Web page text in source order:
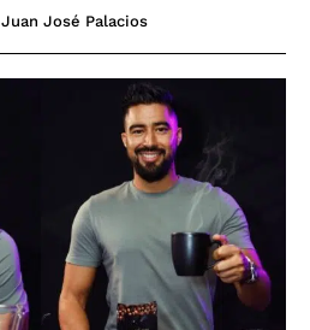
Juan José Palacios